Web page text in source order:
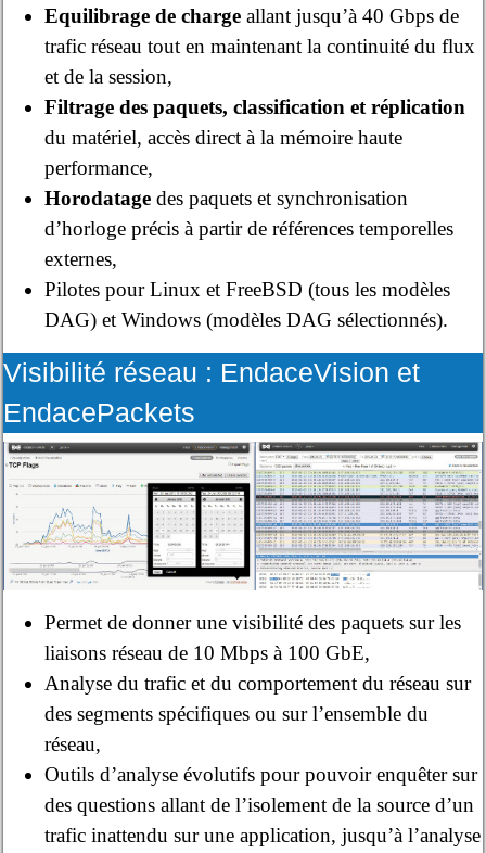
Equilibrage de charge allant jusqu’à 40 Gbps de
trafic réseau tout en maintenant la continuité du flux
et de la session,
Filtrage des paquets, classification et réplication
du matériel, accès direct à la mémoire haute
performance,
Horodatage des paquets et synchronisation
d’horloge précis à partir de références temporelles
externes,
Pilotes pour Linux et FreeBSD (tous les modèles
DAG) et Windows (modèles DAG sélectionnés).
Visibilité réseau : EndaceVision et
EndacePackets
Permet de donner une visibilité des paquets sur les
liaisons réseau de 10 Mbps à 100 GbE,
Analyse du trafic et du comportement du réseau sur
des segments spécifiques ou sur l’ensemble du
réseau,
Outils d’analyse évolutifs pour pouvoir enquêter sur
des questions allant de l’isolement de la source d’un
trafic inattendu sur une application, jusqu’à l’analyse